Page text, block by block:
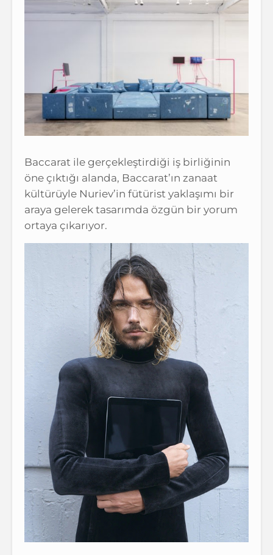
Baccarat ile gerçekleştirdiği iş birliğinin
öne çıktığı alanda, Baccarat’ın zanaat
kültürüyle Nuriev’in fütürist yaklaşımı bir
araya gelerek tasarımda özgün bir yorum
ortaya çıkarıyor.